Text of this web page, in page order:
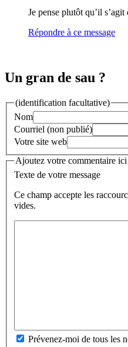
Je pense plutôt qu’il
Répondre à ce message
Un gran de sau ?
(identification facultative)
Nom
Courriel (non publié)
Votre site web
Ajoutez votre commentaire ici
Texte de votre message
Ce champ accepte les
vides.
Prévenez-moi de tous les